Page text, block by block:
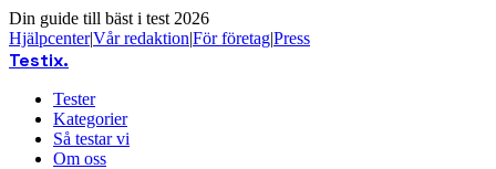
Din guide till bäst i test 2026
Hjälpcenter|Vår redaktion|För företag|Press
Testix.
Tester
Kategorier
Så testar vi
Om oss